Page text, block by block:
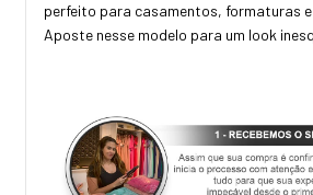
perfeito para casamentos, formaturas
Aposte nesse modelo para um look